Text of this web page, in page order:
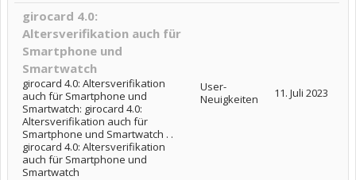
girocard 4.0:
Altersverifikation auch für
Smartphone und
Smartwatch
girocard 4.0: Altersverifikation
auch für Smartphone und
Smartwatch: girocard 4.0:
Altersverifikation auch für
Smartphone und Smartwatch . .
girocard 4.0: Altersverifikation
auch für Smartphone und
Smartwatch
User-
Neuigkeiten
11. Juli 2023